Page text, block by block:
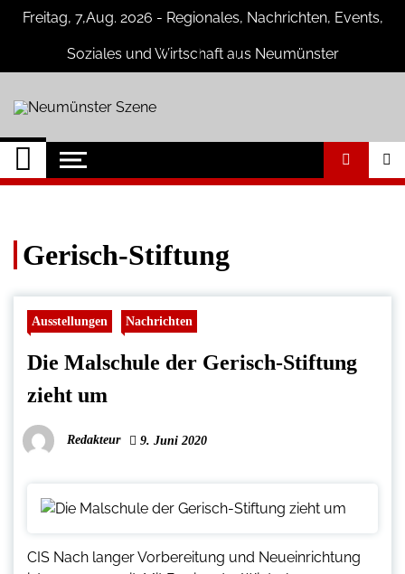
SkipFreitag, 7,Aug. 2026 - Regionales, Nachrichten, Events,
Soziales und Wirtschaft aus Neumünster
Neumünster Szene
Neuigkeiten und Nachrichten aus
Neumünster und Umgebung
Gerisch-Stiftung
Ausstellungen Nachrichten
Die Malschule der Gerisch-Stiftung
zieht um
Redakteur 9. Juni 2020
CIS Nach langer Vorbereitung und Neueinrichtung